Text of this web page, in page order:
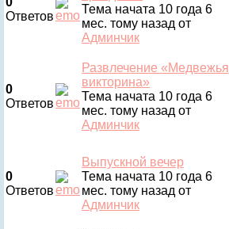
Ответов
Тема начата 10 года 6
мес. тому назад от
Админчик
0
Ответов
Развлечение «Медвежья
викторина»
Тема начата 10 года 6
мес. тому назад от
Админчик
0
Ответов
Выпускной вечер
Тема начата 10 года 6
мес. тому назад от
Админчик